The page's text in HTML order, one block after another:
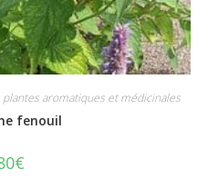
plantes aromatiques et médicinales
fenouil
€